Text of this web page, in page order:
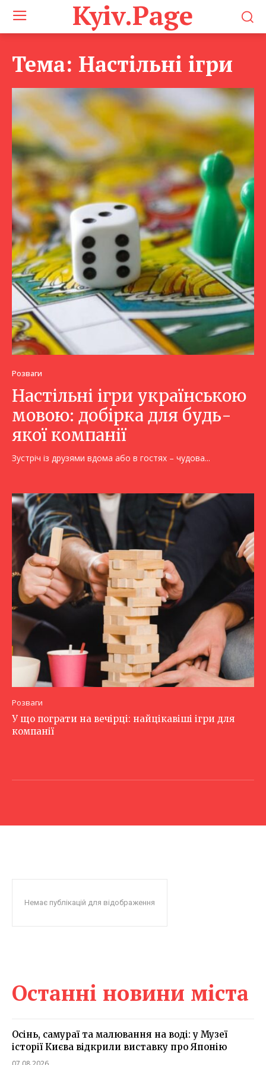
Kyiv.Page
Тема: Настільні ігри
Розваги
Настільні ігри українською
мовою: добірка для будь-
якої компанії
Зустріч із друзями вдома або в гостях – чудова...
Розваги
У що пограти на вечірці: найцікавіші ігри для
компанії
Немає публікацій для відображення
Останні новини міста
Осінь, самураї та малювання на воді: у Музеї
історії Києва відкрили виставку про Японію